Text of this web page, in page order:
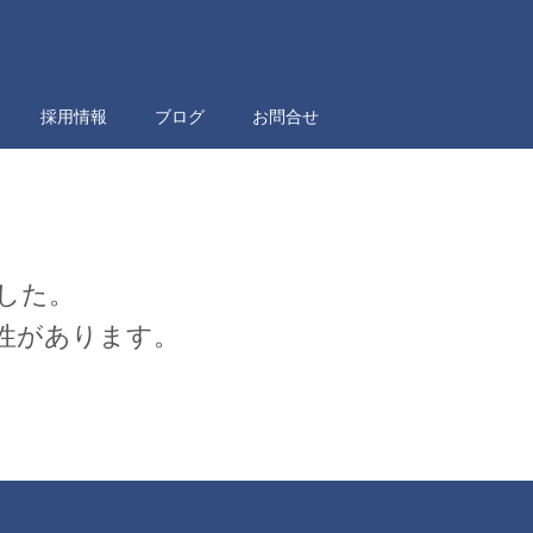
採用情報 ブログ お問合せ
。
あります。